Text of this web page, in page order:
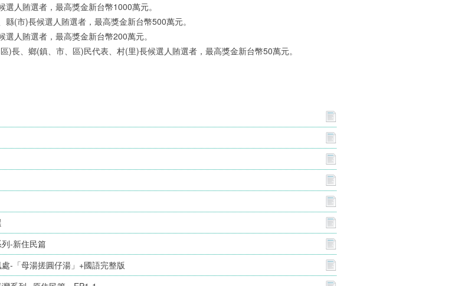
選人賄選者，最高獎金新台幣1000萬元。
縣(市)長候選人賄選者，最高獎金新台幣500萬元。
選人賄選者，最高獎金新台幣200萬元。
)長、鄉(鎮、市、區)民代表、村(里)長候選人賄選者，最高獎金新台幣50萬元。
-新住民篇
-「母湯搓圓仔湯」+國語完整版